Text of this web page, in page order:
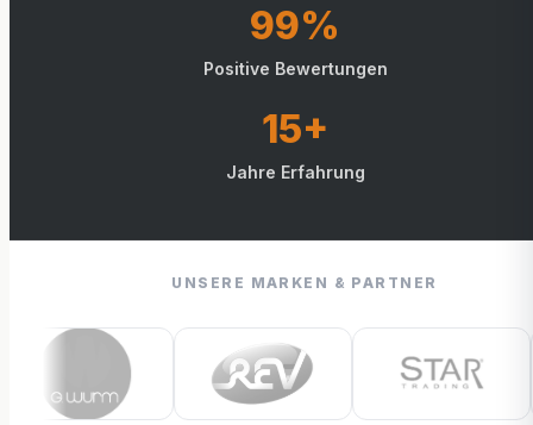
99%
Positive Bewertungen
15+
Jahre Erfahrung
UNSERE MARKEN & PARTNER